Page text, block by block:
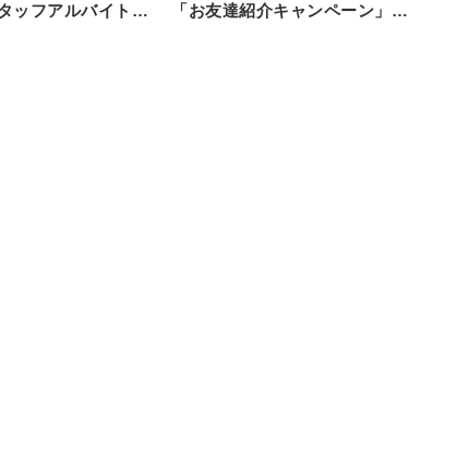
イベントスタッフアルバイトお仕事説明会実施中！（イベントディレクター、ADも募集中） 「お友達紹介キャンペーン」実施中！ 東京・渋谷 ケイスタイル